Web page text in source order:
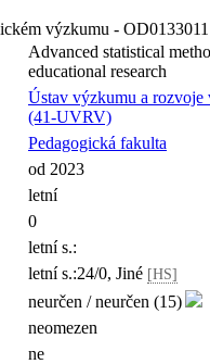
výzkumu - OD0133011
Advanced statistical
educational research
Ústav výzkumu a rozvoje
(41-UVRV)
Pedagogická fakulta
od 2023
letní
0
letní s.:
letní s.:24/0, Jiné [HS]
neurčen / neurčen (15)
neomezen
ne